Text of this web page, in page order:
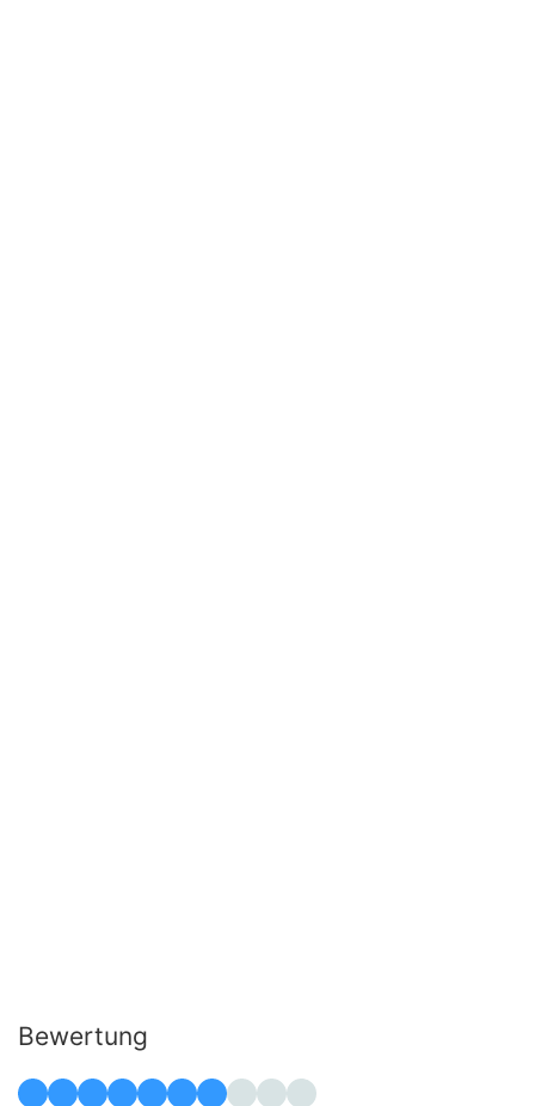
Bewertung